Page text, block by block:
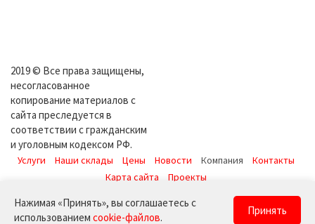
2019 © Все права защищены,
несогласованное
копирование материалов с
сайта преследуется в
соответствии с гражданским
и уголовным кодексом РФ.
Услуги Наши склады Цены Новости Компания
Контакты
Карта сайта
Проекты
+7 925 532-81-31,+7 925 099-00-19
Нажимая «Принять», вы соглашаетесь с
использованием cookie-файлов.
Принять